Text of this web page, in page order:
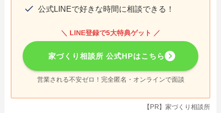
公式LINEで好きな時間に相談できる！
＼ LINE登録で5大特典ゲット ／
家づくり相談所 公式HPはこちら
営業される不安ゼロ！完全匿名・オンラインで面談
【PR】家づくり相談所